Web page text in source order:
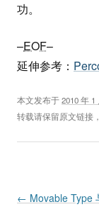
功。
–EOF–
延伸参考：
本文发布于2010 年 1
转载请保留原文链接
Post navigation
← Movable Type